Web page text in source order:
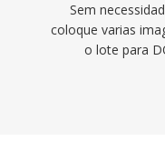
Sem
coloque varias
o lote para